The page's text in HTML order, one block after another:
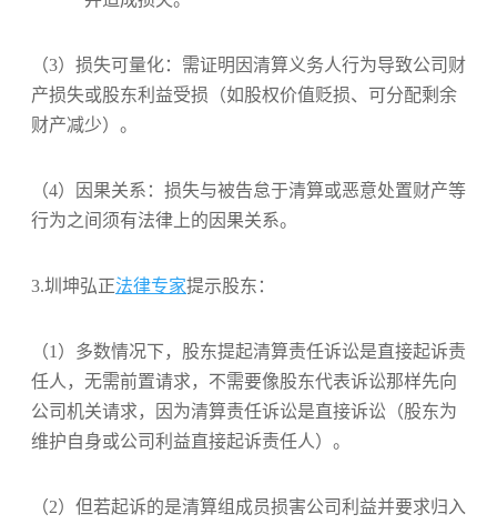
（3）损失可量化：需证明因清算义务人行为导致公司财
产损失或股东利益受损（如股权价值贬损、可分配剩余
财产减少）。
（4）因果关系：损失与被告怠于清算或恶意处置财产等
行为之间须有法律上的因果关系。
3.圳坤弘正法律专家提示股东：
（1）多数情况下，股东提起清算责任诉讼是直接起诉责
任人，无需前置请求，不需要像股东代表诉讼那样先向
公司机关请求，因为清算责任诉讼是直接诉讼（股东为
维护自身或公司利益直接起诉责任人）。
（2）但若起诉的是清算组成员损害公司利益并要求归入